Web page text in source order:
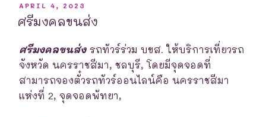
POSTED
ON
APRIL 4, 2023
ศรีมงคลขนส่ง
ศรีมงคลขนส่ง รถทัวร์ร่วม บขส. ให้บริการเที่ยวรถ
จังหวัด นครราชสีมา, ชลบุรี, โดยมีจุดจอดที่
สามารถจองตั๋วรถทัวร์ออนไลน์คือ นครราชสีมา
แห่งที่ 2, จุดจอดพัทยา,